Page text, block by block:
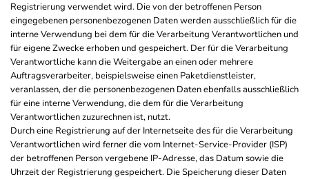
Registrierung verwendet wird. Die von der betroffenen Person
eingegebenen personenbezogenen Daten werden ausschließlich für die
interne Verwendung bei dem für die Verarbeitung Verantwortlichen und
für eigene Zwecke erhoben und gespeichert. Der für die Verarbeitung
Verantwortliche kann die Weitergabe an einen oder mehrere
Auftragsverarbeiter, beispielsweise einen Paketdienstleister,
veranlassen, der die personenbezogenen Daten ebenfalls ausschließlich
für eine interne Verwendung, die dem für die Verarbeitung
Verantwortlichen zuzurechnen ist, nutzt.
Durch eine Registrierung auf der Internetseite des für die Verarbeitung
Verantwortlichen wird ferner die vom Internet-Service-Provider (ISP)
der betroffenen Person vergebene IP-Adresse, das Datum sowie die
Uhrzeit der Registrierung gespeichert. Die Speicherung dieser Daten